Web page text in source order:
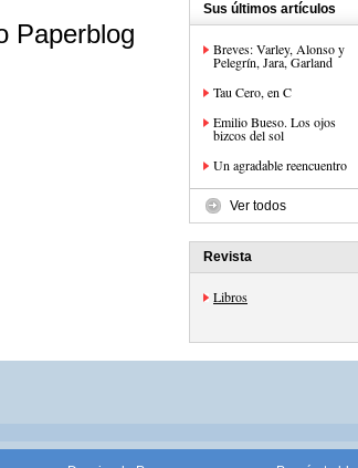
Sus últimos artículos
Breves: Varley, Alonso y
Pelegrín, Jara, Garland
Tau Cero, en C
Emilio Bueso. Los ojos
bizcos del sol
Un agradable reencuentro
Ver todos
Revista
Libros